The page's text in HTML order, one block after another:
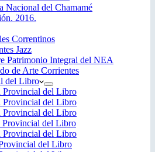
Nacional del Chamamé
2016.
Correntinos
Jazz
Patrimonio Integral del NEA
de Arte Corrientes
del Libro
Provincial del Libro
Provincial del Libro
Provincial del Libro
Provincial del Libro
Provincial del Libro
del Libro